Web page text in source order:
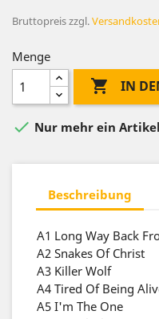
Bruttopreiszzgl.
Menge
 IN
 Nur mehr ein
Beschreibung
A1 Long Way Back
A2 Snakes Of Christ
A3 Killer Wolf
A4 Tired Of Being
A5 I'm The One